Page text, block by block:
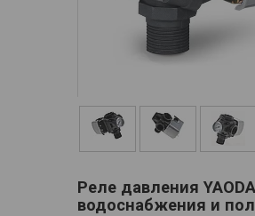
Реле давления
водоснабжения и